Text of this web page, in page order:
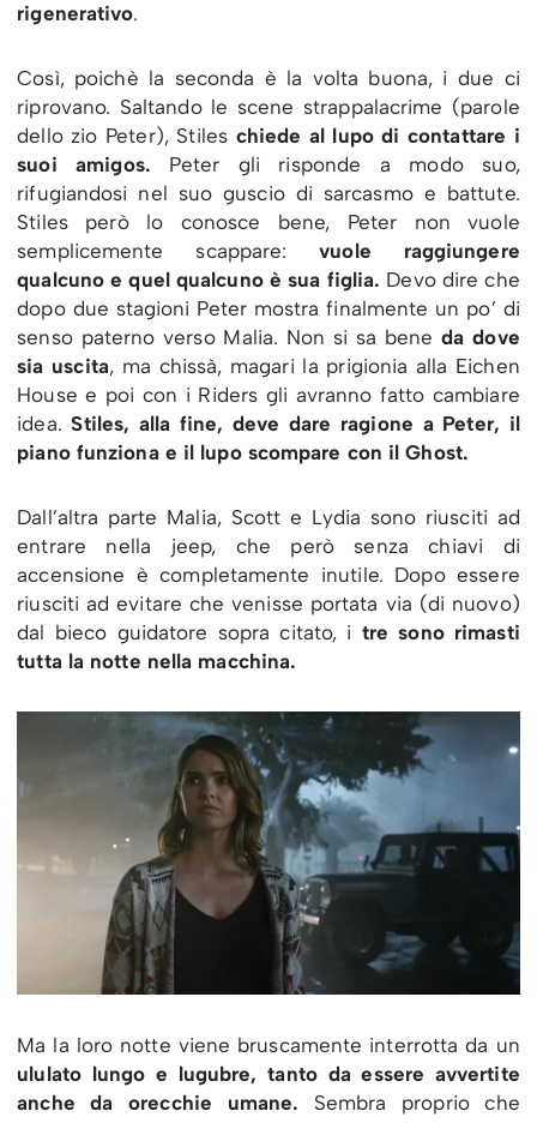
rigenerativo.
Così, poichè la seconda è la volta buona, i due ci
riprovano. Saltando le scene strappalacrime (parole
dello zio Peter), Stiles chiede al lupo di contattare i
suoi amigos. Peter gli risponde a modo suo,
rifugiandosi nel suo guscio di sarcasmo e battute.
Stiles però lo conosce bene, Peter non vuole
semplicemente scappare: vuole raggiungere
qualcuno e quel qualcuno è sua figlia. Devo dire che
dopo due stagioni Peter mostra finalmente un po’ di
senso paterno verso Malia. Non si sa beneda dove
sia uscita, ma chissà, magari la prigionia alla Eichen
House e poi con i Riders gli avranno fatto cambiare
idea.Stiles, alla fine, deve dare ragione a Peter, il
piano funziona e il lupo scompare con il Ghost.
Dall’altra parte Malia, Scott e Lydia sono riusciti ad
entrare nella jeep, che però senza chiavi di
accensione è completamente inutile. Dopo essere
riusciti ad evitare che venisse portata via (di nuovo)
dal bieco guidatore sopra citato, i tre sono rimasti
tutta la notte nella macchina.
Ma la loro notte viene bruscamente interrotta da un
ululato lungo e lugubre, tanto da essere avvertite
anche da orecchie umane. Sembra proprio che